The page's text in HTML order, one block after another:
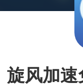
旋风加